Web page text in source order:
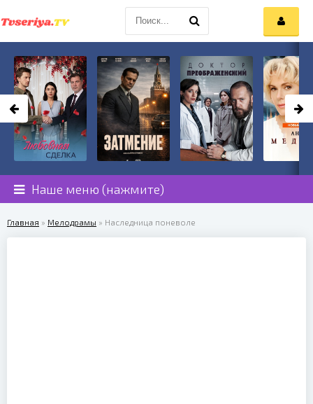
Наше меню (нажмите)
Главная » Мелодрамы » Наследница поневоле